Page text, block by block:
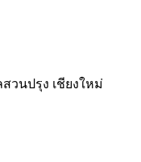
วนปรุง เชียงใหม่